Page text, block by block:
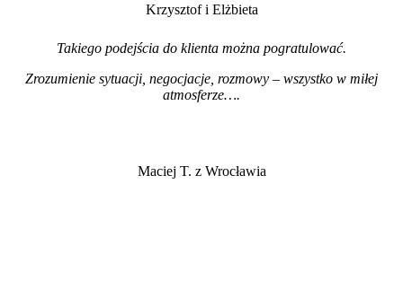
Krzysztof i Elżbieta
Takiego podejścia do klienta można pogratulować.
Zrozumienie sytuacji, negocjacje, rozmowy – wszystko w miłej
atmosferze….
Maciej T. z Wrocławia